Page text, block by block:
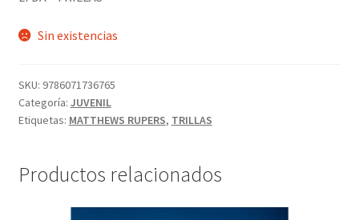
Sin existencias
SKU: 9786071736765
Categoría: JUVENIL
Etiquetas: MATTHEWS RUPERS, TRILLAS
Productos relacionados